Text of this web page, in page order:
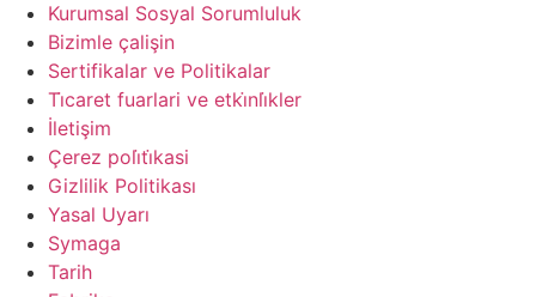
Kurumsal Sosyal Sorumluluk
Bizimle çalişin
Sertifikalar ve Politikalar
Ti̇caret fuarlari ve etki̇nli̇kler
İletişim
Çerez poli̇ti̇kasi
Gizlilik Politikası
Yasal Uyarı
Symaga
Tarih